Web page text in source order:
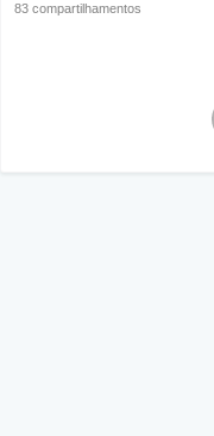
83 compartilhamentos